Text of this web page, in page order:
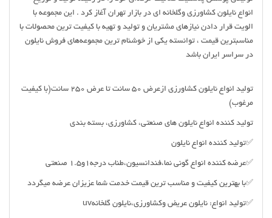
انواع نایلون کشاورزی وگلخانه ای در بازار تهران آغاز کرد . این مجموعه با
الویت قرار دادن نیازهای مشتریان و تولید و تهیه با کیفیت ترین محصولات با
مناسبترین قیمت ، توانسته یکی از خوشنام ترین مجموعه‌های فروش نایلون
در سراسر ایران باشد
تولید انواع نایلون کشاورزی ازعرض ۵۰ سانت تا عرض ۲۵۰ سانت(با کیفیت
مرغوب)
تولید کننده انواع نایلون های صنعتی، کشاورزی، بسته بندی
✅تولید کننده انواع نایلون
✅عرضه کننده انواع گونی نما،فندانسیون،طناب درجه۱و۱.۵ صنعتی
✅با بهترین کیفیت و مناسب ترین قیمت خدمت شما عزیزان عرضه میگردد
✅تولید انواع: نایلون عریض وکشاورزی،نایلون گلخانهuv